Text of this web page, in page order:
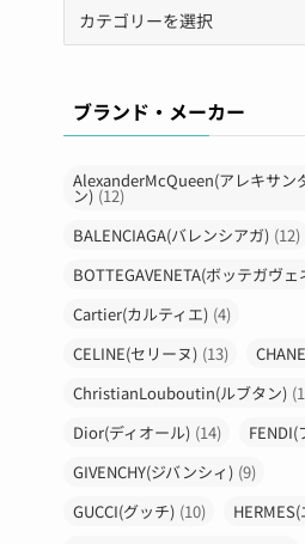
ーブランド・メーカー
AlexanderMcQueen(アレキサン
ン) (12)
BALENCIAGA(バレンシアガ) (12)
BOTTEGAVENETA(ボッテガヴェ
Cartier(カルティエ) (4)
CELINE(セリーヌ) (13)
ChristianLouboutin(ルブタン)
Dior(ディオール) (14) FENDI(
GIVENCHY(ジバンシィ) (9)
GUCCI(グッチ) (10)